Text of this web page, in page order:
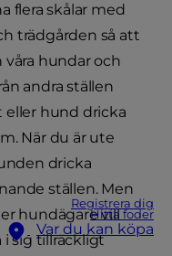
Registrera dig
Hitta foder
Var du kan köpa
flera skålar med
trädgården så att
våra hundar och
andra ställen
eller hund dricka
När du är ute
dricka
ställen. Men
hundägare vill
i sig tillräckligt